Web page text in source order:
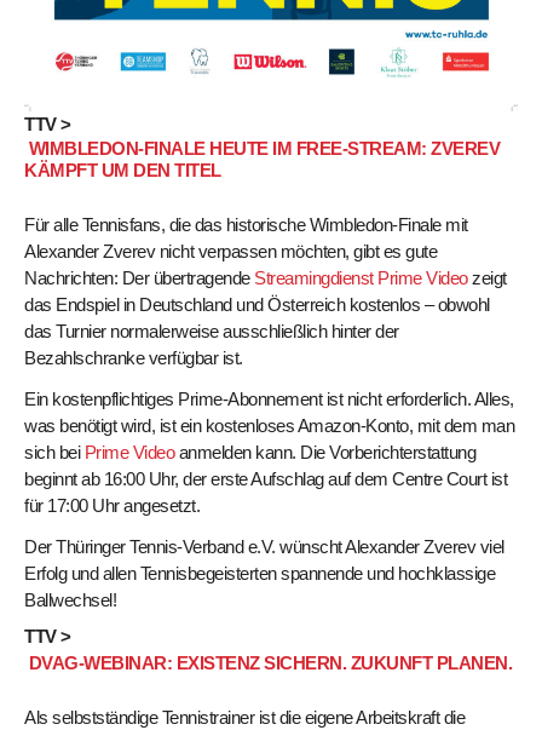
TTV >
WIMBLEDON-FINALE HEUTE IM FREE-STREAM: ZVEREV
KÄMPFT UM DEN TITEL
Für alle Tennisfans, die das historische Wimbledon-Finale mit
Alexander Zverev nicht verpassen möchten, gibt es gute
Nachrichten: Der übertragende Streamingdienst Prime Videozeigt
das Endspiel in Deutschland und Österreich kostenlos – obwohl
das Turnier normalerweise ausschließlich hinter der
Bezahlschranke verfügbar ist.
Ein kostenpflichtiges Prime-Abonnement ist nicht erforderlich. Alles,
was benötigt wird, ist ein kostenloses Amazon-Konto, mit dem man
sich bei Prime Videoanmelden kann. Die Vorberichterstattung
beginnt ab 16:00 Uhr, der erste Aufschlag auf dem Centre Court ist
für 17:00 Uhr angesetzt.
Der Thüringer Tennis-Verband e.V. wünscht Alexander Zverev viel
Erfolg und allen Tennisbegeisterten spannende und hochklassige
Ballwechsel!
TTV >
DVAG-WEBINAR: EXISTENZ SICHERN. ZUKUNFT PLANEN.
Als selbstständige Tennistrainer ist die eigene Arbeitskraft die